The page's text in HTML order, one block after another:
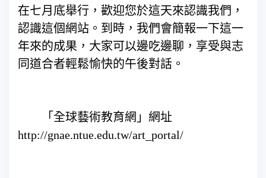
在七月底舉行，歡迎您於這天來認識我們，
認識這個網站。到時，我們會簡報一下這一
年來的成果，大家可以邊吃邊聊，享受與志
同道合者輕鬆愉快的午後對話。
「全球藝術教育網」網址
http://gnae.ntue.edu.tw/art_portal/